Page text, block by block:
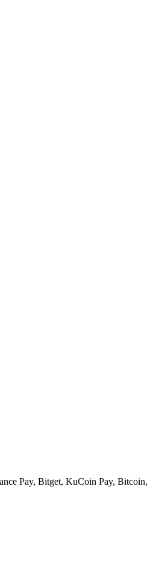
Pay, Bitget, KuCoin Pay,